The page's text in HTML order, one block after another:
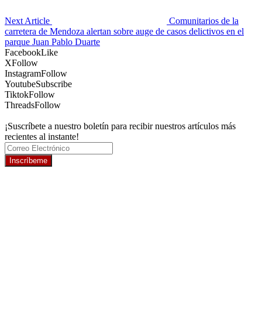
Next Article
Comunitarios de la
carretera de Mendoza alertan sobre auge de casos delictivos en el
parque Juan Pablo Duarte
FacebookLike
XFollow
InstagramFollow
YoutubeSubscribe
TiktokFollow
ThreadsFollow
¡Suscríbete a nuestro boletín para recibir nuestros artículos más
recientes al instante!
Inscríbeme